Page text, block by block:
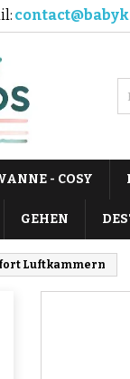
- COSY
GEHEN
Luftkammern